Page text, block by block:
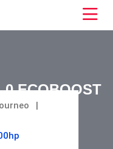
ECOBOOST